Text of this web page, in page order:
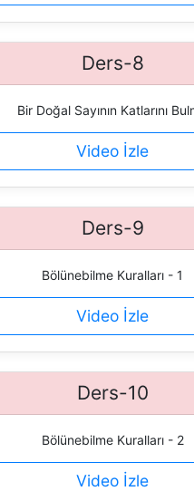
Ders-8
Bir Doğal Sayının Katlarını
Video İzle
Ders-9
Bölünebilme Kuralları - 1
Video İzle
Ders-10
Bölünebilme Kuralları - 2
Video İzle